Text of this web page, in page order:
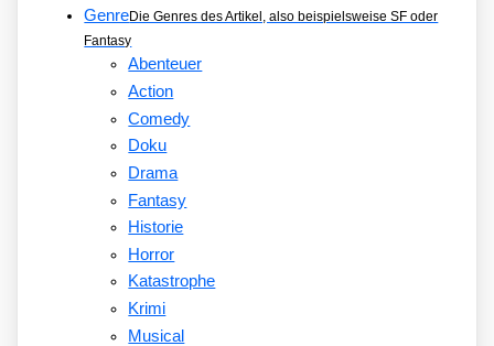
GenreDie Genres des Artikel, also beispielsweise SF oder
Fantasy
Abenteuer
Action
Comedy
Doku
Drama
Fantasy
Historie
Horror
Katastrophe
Krimi
Musical